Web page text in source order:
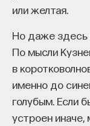
или желтая.
Но даже здесь
По мысли
в
именно до
голубым. Если
устроен иначе,